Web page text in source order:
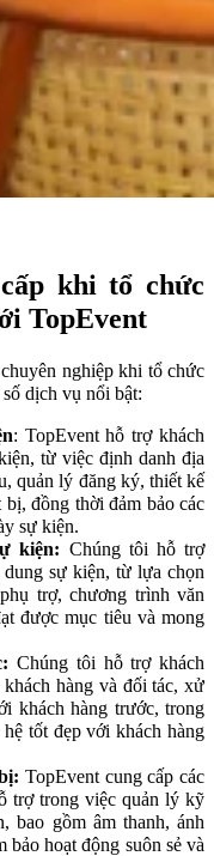
khi tổ chức
TopEvent
nghiệp khi tổ chức
dịch vụ nổi bật:
: TopEvent hỗ trợ khách
từ việc định danh địa
quản lý đăng ký, thiết kế
đồng thời đảm bảo các
sự kiện.
kiện: Chúng tôi hỗ trợ
sự kiện, từ lựa chọn
trợ, chương trình văn
được mục tiêu và mong
Chúng tôi hỗ trợ khách
hàng và đối tác, xử
khách hàng trước, trong
tốt đẹp với khách hàng
TopEvent cung cấp các
trợ trong việc quản lý kỹ
bao gồm âm thanh, ánh
hoạt động suôn sẻ và